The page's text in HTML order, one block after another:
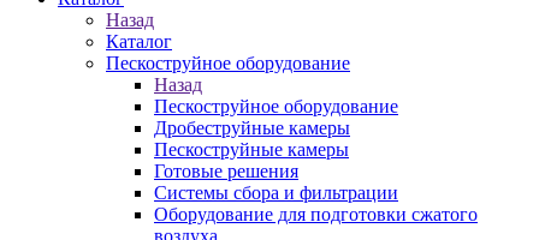
Назад
Каталог
Пескоструйное оборудование
Назад
Пескоструйное оборудование
Дробеструйные камеры
Пескоструйные камеры
Готовые решения
Системы сбора и фильтрации
Оборудование для подготовки сжатого
воздуха